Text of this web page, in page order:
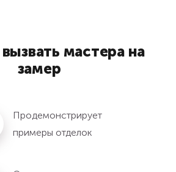
мастера на
замер
Продемонстрирует
примеры отделок